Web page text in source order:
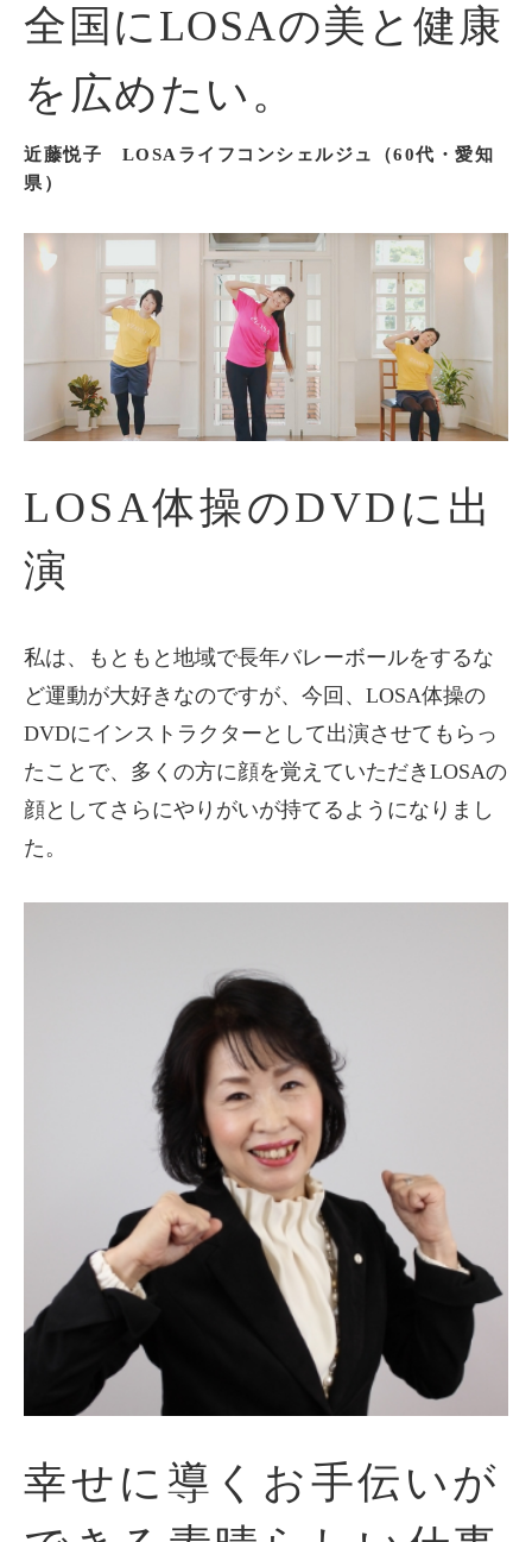
全国にLOSAの美と健康
を広めたい。
近藤悦子 LOSAライフコンシェルジュ（60代・愛知
県）
LOSA体操のDVDに出
演
私は、もともと地域で長年バレーボールをするな
ど運動が大好きなのですが、今回、LOSA体操の
DVDにインストラクターとして出演させてもらっ
たことで、多くの方に顔を覚えていただきLOSAの
顔としてさらにやりがいが持てるようになりまし
た。
幸せに導くお手伝いが